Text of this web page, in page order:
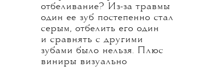
отбеливание? Из-за травмы
один ее зуб постепенно стал
серым, отбелить его один
и сравнять с другими
зубами было нельзя. Плюс
виниры визуально